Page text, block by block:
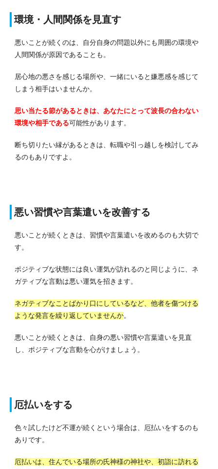
環境・人間関係を見直す
悪いことが続くのは、自分自身の問題以外にも周囲の環境や
人間関係が原因であることも。
居心地の悪さを感じる場所や、一緒にいると嫌悪感を感じて
しまう相手はいませんか。
思い当たる節があるときは、あなたにとって波長の合わない
環境や相手である可能性があります。
断ち切りたい縁があるときは、転職や引っ越しを検討してみ
るのもありですよ。
悪い習慣や言葉遣いを改善する
悪いことが続くときは、習慣や言葉遣いを改めるのも大切で
す。
ポジティブな状態には良い運気が訪れるのと同じように、ネ
ガティブな言動は悪い運気を招きます。
ネガティブなことばかり口にしているなど、他者を傷つける
ような発言を繰り返していませんか。
悪いことが続くときは、自身の悪い習慣や言葉遣いを見直
し、ポジティブな言動を心がけましょう。
厄払いをする
色々試したけど不運が続くという場合は、厄払いをするのも
ありです。
厄払いは、住んでいる場所の氏神様の神社や、初詣に訪れる